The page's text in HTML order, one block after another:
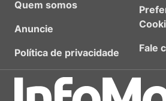
Quem somos
Anuncie
Política de privacidade
Fale